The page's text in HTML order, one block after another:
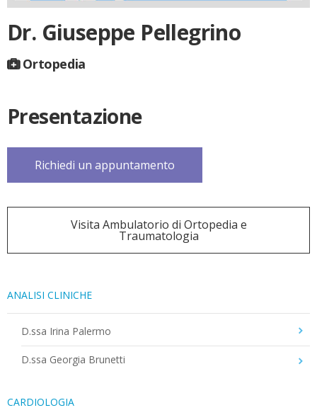
Dr. Giuseppe Pellegrino
Ortopedia
Presentazione
Richiedi un appuntamento
Visita Ambulatorio di Ortopedia e
Traumatologia
ANALISI CLINICHE
D.ssa Irina Palermo
D.ssa Georgia Brunetti
CARDIOLOGIA